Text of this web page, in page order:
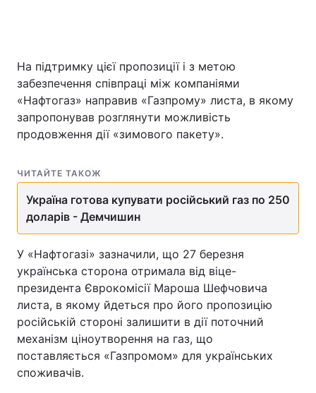
На підтримку цієї пропозиції і з метою
забезпечення співпраці між компаніями
«Нафтогаз» направив «Газпрому» листа, в якому
запропонував розглянути можливість
продовження дії «зимового пакету».
ЧИТАЙТЕ ТАКОЖ
Україна готова купувати російський газ по 250
доларів - Демчишин
У «Нафтогазі» зазначили, що 27 березня
українська сторона отримала від віце-
президента Єврокомісії Мароша Шефчовича
листа, в якому йдеться про його пропозицію
російській стороні залишити в дії поточний
механізм ціноутворення на газ, що
поставляється «Газпромом» для українських
споживачів.